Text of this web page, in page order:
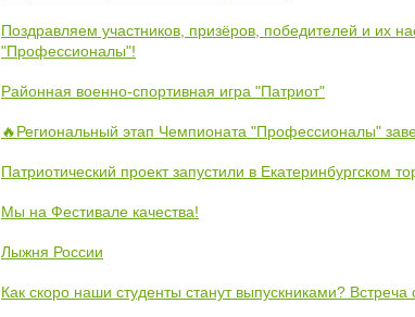
Поздравляем участников, призёров, победителей и их
"Профессионалы"!
Районная военно-спортивная игра "Патриот"
🔥Региональный этап Чемпионата "Профессионалы"
Патриотический проект запустили в Екатеринбургском
Мы на Фестивале качества!
Лыжня России
Как скоро наши студенты станут выпускниками?